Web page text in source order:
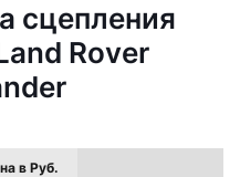
сцепления
Rover
в Руб.